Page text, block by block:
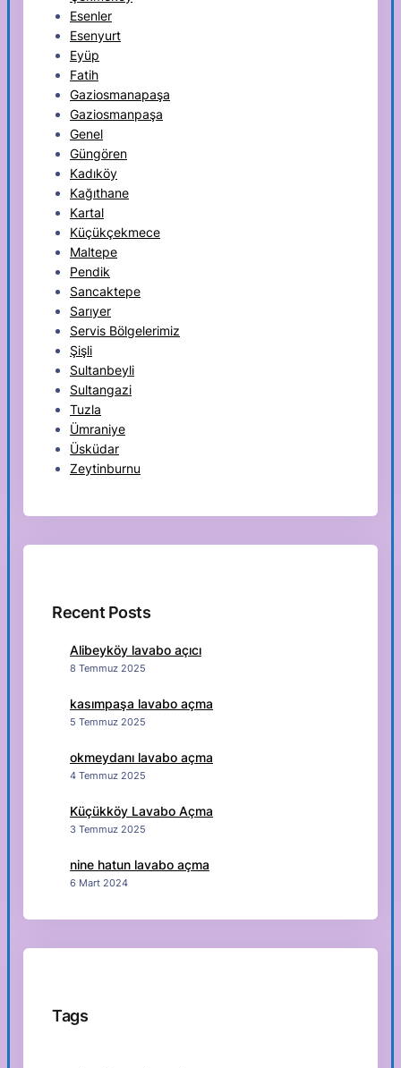
Esenler
Esenyurt
Eyüp
Fatih
Gaziosmanapaşa
Gaziosmanpaşa
Genel
Güngören
Kadıköy
Kağıthane
Kartal
Küçükçekmece
Maltepe
Pendik
Sancaktepe
Sarıyer
Servis Bölgelerimiz
Şişli
Sultanbeyli
Sultangazi
Tuzla
Ümraniye
Üsküdar
Zeytinburnu
Recent Posts
Alibeyköy lavabo açıcı
8 Temmuz 2025
kasımpaşa lavabo açma
5 Temmuz 2025
okmeydanı lavabo açma
4 Temmuz 2025
Küçükköy Lavabo Açma
3 Temmuz 2025
nine hatun lavabo açma
6 Mart 2024
Tags